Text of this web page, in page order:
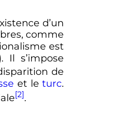
d’un
comme
est
Il s’impose
de
et leturc.
[2].